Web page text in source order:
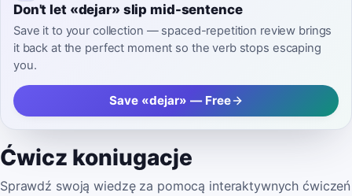
Don't let «dejar» slip mid-sentence
Save it to your collection — spaced-repetition review brings
it back at the perfect moment so the verb stops escaping
you.
Save «dejar» — Free
Ćwicz koniugacje
Sprawdź swoją wiedzę za pomocą interaktywnych ćwiczeń